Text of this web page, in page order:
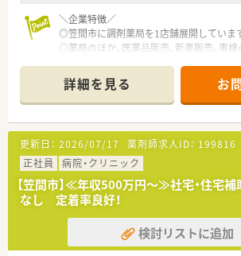
＼企業特徴／
◎笠間市に調剤薬局を1店舗展開していま
◎薬局のほか、医薬品販売、新車販売、車
◎患者さんの立場にたち、安心と信頼を大
＼店舗特徴／
◎薬局の隣にあるクリニックからの処方
◎主に内科や整形外科、透析の処方箋を受
◎お車での通勤が便利なエリアです！
＼こんな方におすすめです／
◎異動のない環境で地域の患者さんとし
◎Uターンを希望する方
◎職場見学随時可能です！
◎未経験の方でも、丁寧に指導いたします
詳細を見る お
更新日： 2026/07/17 薬剤師求人ID： 199816
正社員
病院・クリニック
【笠間市】≪年収500万円～≫社宅・住宅
なし 定着率良好！
検討リストに追加